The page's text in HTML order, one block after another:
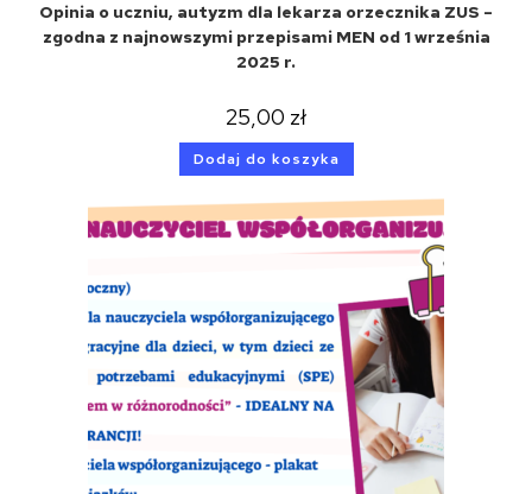
Opinia o uczniu, autyzm dla lekarza orzecznika ZUS –
zgodna z najnowszymi przepisami MEN od 1 września
2025 r.
25,00 zł
Dodaj do koszyka